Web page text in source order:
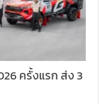
ครั้งแรก ส่ง 3